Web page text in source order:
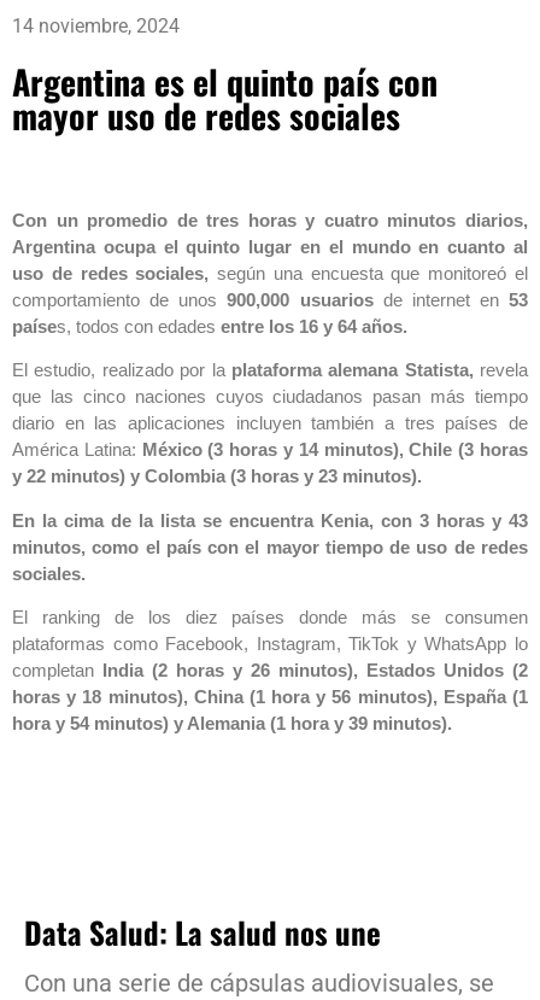
14 noviembre, 2024
Argentina es el quinto país con
mayor uso de redes sociales
Con un promedio de tres horas y cuatro minutos diarios,
Argentina ocupa el quinto lugar en el mundo en cuanto al
uso de redes sociales,según una encuesta que monitoreó el
comportamiento de unos900,000 usuariosde internet en 53
países, todos con edades entre los 16 y 64 años.
El estudio, realizado por la plataforma alemana Statista, revela
que las cinco naciones cuyos ciudadanos pasan más tiempo
diario en las aplicaciones incluyen también a tres países de
América Latina: México (3 horas y 14 minutos), Chile (3 horas
y 22 minutos) y Colombia (3 horas y 23 minutos).
En la cima de la lista se encuentra Kenia, con 3 horas y 43
minutos, como el país con el mayor tiempo de uso de redes
sociales.
El ranking de los diez países donde más se consumen
plataformas como Facebook, Instagram, TikTok y WhatsApp lo
completan India (2 horas y 26 minutos), Estados Unidos (2
horas y 18 minutos), China (1 hora y 56 minutos), España (1
hora y 54 minutos) y Alemania (1 hora y 39 minutos).
Data Salud: La salud nos une
Con una serie de cápsulas audiovisuales, se